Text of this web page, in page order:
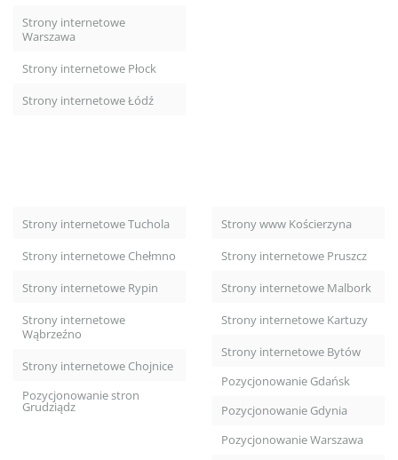
Strony internetowe
Warszawa
Strony internetowe Płock
Strony internetowe Łódź
Strony internetowe Tuchola
Strony internetowe Chełmno
Strony internetowe Rypin
Strony internetowe
Wąbrzeźno
Strony internetowe Chojnice
Pozycjonowanie stron
Grudziądz
Strony www Kościerzyna
Strony internetowe Pruszcz
Strony internetowe Malbork
Strony internetowe Kartuzy
Strony internetowe Bytów
Pozycjonowanie Gdańsk
Pozycjonowanie Gdynia
Pozycjonowanie Warszawa